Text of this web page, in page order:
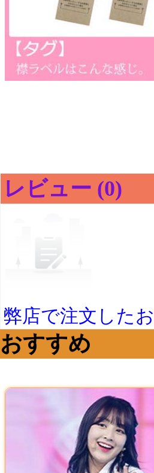
レビュー (0)
弊店で注文した
おすすめ